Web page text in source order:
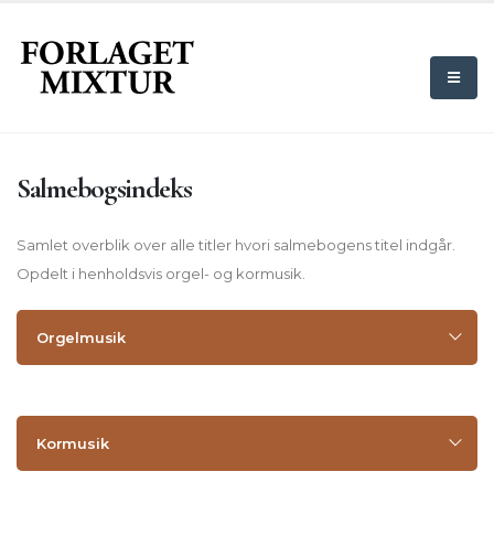
Salmebogsindeks
Samlet overblik over alle titler hvori salmebogens titel indgår.
Opdelt i henholdsvis orgel- og kormusik.
Orgelmusik
Kormusik